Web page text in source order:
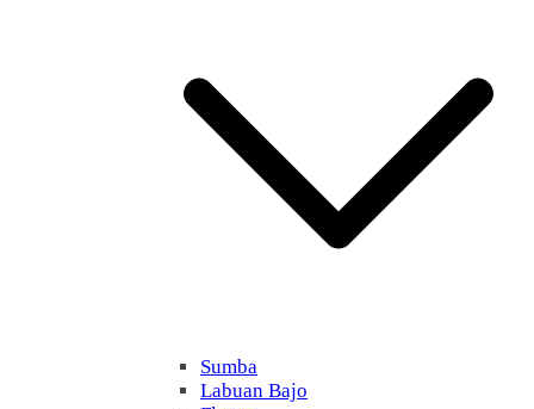
Sumba
Labuan Bajo